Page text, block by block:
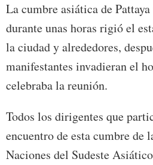
La cumbre asiática de
durante unas horas rigió el
la ciudad y alrededores,
manifestantes invadieran el
celebraba la reunión.
Todos los dirigentes que
encuentro de esta cumbre de
Naciones del Sudeste